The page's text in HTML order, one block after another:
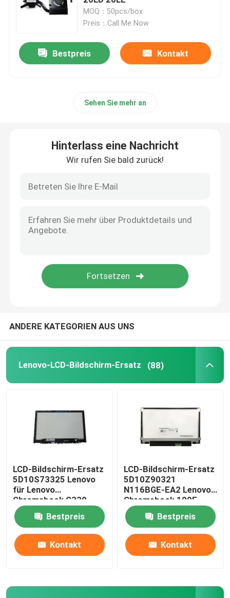
HP-LCD-Bildschirm-Ersatz
Acer-LCD-Bildschirm-Ersatz
Asus-LCD-Bildschirm-Ersatz
Samsungs-Laptop-LCD-Bildschirm-Ersatz
Schirm des Laptop-LED
Chip der integrierten Schaltung
Laptop-Tastatur-Ersatz
Laptop-Batterie-Ersatz
MOQ：50pcs/box
Preis：Call Me Now
Bestpreis Kontakt
Sehen Sie mehr an
Hinterlass eine Nachricht
Wir rufen Sie bald zurück!
ANDERE KATEGORIEN AUS UNS
Lenovo-LCD-Bildschirm-Ersatz (88)
LCD-Bildschirm-Ersatz
5D10S73325 Lenovo
für Lenovo
Chromebook C330
B116XAB01
Bestpreis
Kontakt
LCD-Bildschirm-Ersatz
5D10Z90321
N116BGE-EA2 Lenovo
Chromebook 100E
Gen3 AMD
Bestpreis
Kontakt